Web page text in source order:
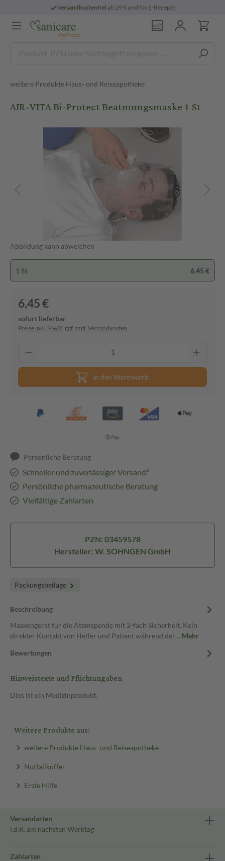
versandkostenfreiab 29 € und für E-Rezepte
weitere Produkte Haus- und Reiseapotheke
AIR-VITA Bi-Protect Beatmungsmaske 1 St
Abbildung kann abweichen
1 St 6,45 €
6,45 €
sofort lieferbar
Preise inkl. MwSt. ggf. zzgl. Versandkosten
In den Warenkorb
Persönliche Beratung
Schneller und zuverlässiger Versand³
Persönliche pharmazeutische Beratung
Vielfältige Zahlarten
PZN: 03459578
Hersteller: W. SÖHNGEN GmbH
Packungsbeilage
Beschreibung
Maskengerät für die Atemspende mit 2-fach Sicherheit. Kein
direkter Kontakt von Helfer und Patient während der… Mehr
Bewertungen
Hinweistexte und Pflichtangaben
Dies ist ein Medizinprodukt.
Weitere Produkte aus:
weitere Produkte Haus- und Reiseapotheke
Notfallkoffer
Erste Hilfe
Versandarten
i.d.R. am nächsten Werktag
Zahlarten